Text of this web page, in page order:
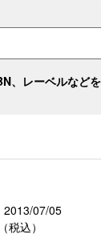
、レーベルなど
2013/07/05
税込）